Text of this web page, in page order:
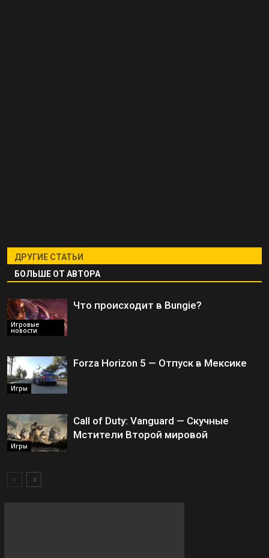
ДРУГИЕ СТАТЬИ
БОЛЬШЕ ОТ АВТОРА
Игровые
новости
Что происходит в Bungie?
Игры
Forza Horizon 5 — Отпуск в Мексике
Игры
Call of Duty: Vanguard — Скучные
Мстители Второй мировой